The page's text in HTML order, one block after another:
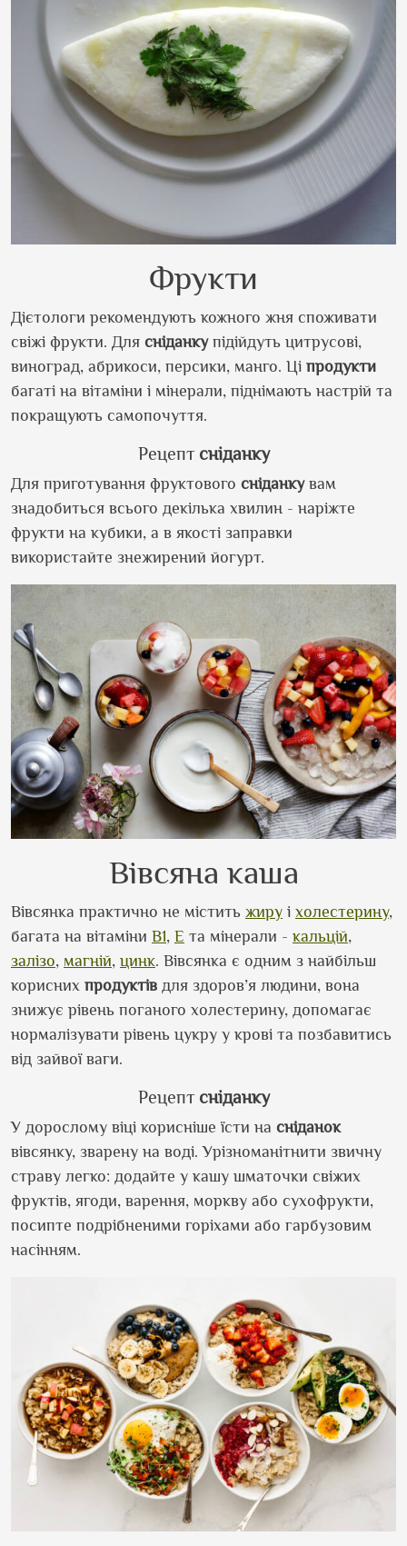
Фрукти
Дієтологи рекомендують кожного жня споживати
свіжі фрукти. Для сніданкупідійдуть цитрусові,
виноград, абрикоси, персики, манго. Ці продукти
багаті на вітаміни і мінерали, піднімають настрій та
покращують самопочуття.
Рецепт сніданку
Для приготування фруктового сніданкувам
знадобиться всього декілька хвилин - наріжте
фрукти на кубики, а в якості заправки
використайте знежирений йогурт.
Вівсяна каша
Вівсянка практично не містить жиру і холестерину,
багата на вітаміни B1, E та мінерали - кальцій,
залізо, магній, цинк. Вівсянка є одним з найбільш
корисних продуктів для здоров’я людини, вона
знижує рівень поганого холестерину, допомагає
нормалізувати рівень цукру у крові та позбавитись
від зайвої ваги.
Рецепт сніданку
У дорослому віці корисніше їсти на сніданок
вівсянку, зварену на воді. Урізноманітнити звичну
страву легко: додайте у кашу шматочки свіжих
фруктів, ягоди, варення, моркву або сухофрукти,
посипте подрібненими горіхами або гарбузовим
насінням.